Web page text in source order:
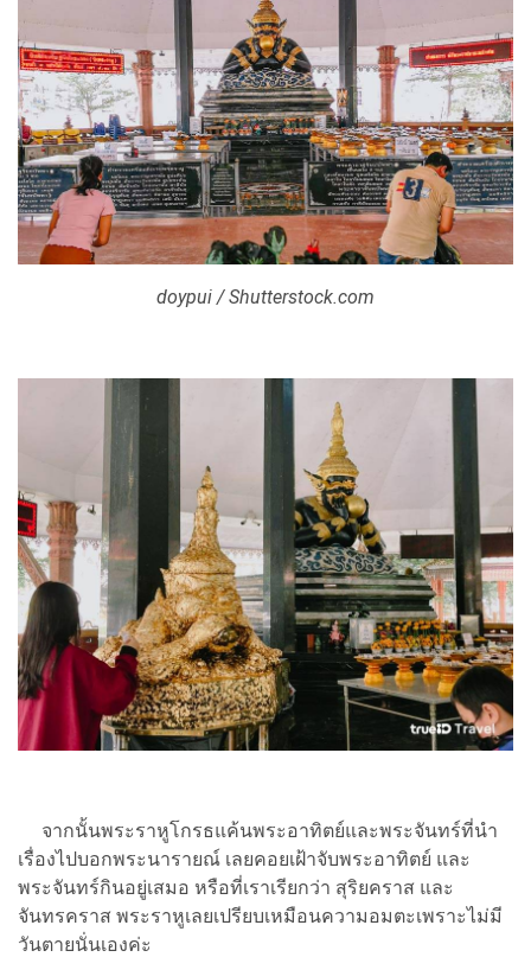
doypui / Shutterstock.com
จากนั้นพระราหูโกรธแค้นพระอาทิตย์และพระจันทร์ที่นำ
เรื่องไปบอกพระนารายณ์ เลยคอยเฝ้าจับพระอาทิตย์ และ
พระจันทร์กินอยู่เสมอ หรือที่เราเรียกว่า สุริยคราส และ
จันทรคราส พระราหูเลยเปรียบเหมือนความอมตะเพราะไม่มี
วันตายนั่นเองค่ะ